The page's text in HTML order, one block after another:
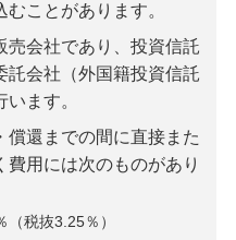
ことがあります。
売会社であり、投資信託
託会社（外国籍投資信託
ます。
償還までの間に直接また
用には次のものがあり
税抜3.25％）